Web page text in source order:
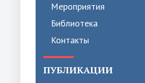
Мероприятия
Библиотека
Контакты
ПУБЛИКАЦИИ